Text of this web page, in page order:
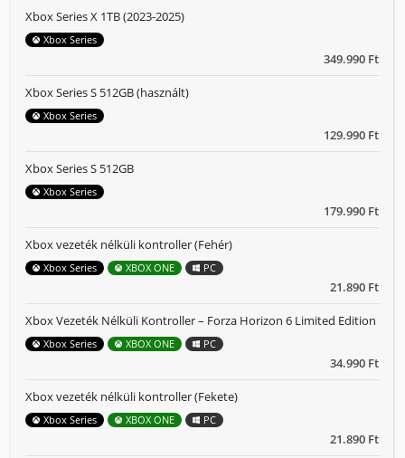
349.990 Ft
Xbox Series X 1TB (2023-2025)
Xbox Series
129.990 Ft
Xbox Series S 512GB (használt)
Xbox Series
179.990 Ft
Xbox Series S 512GB
Xbox Series
21.890 Ft
Xbox vezeték nélküli kontroller (Fehér)
Xbox Series XBOX ONE PC
34.990 Ft
Xbox Vezeték Nélküli Kontroller – Forza Horizon 6 Limited Edition
Xbox Series XBOX ONE PC
21.890 Ft
Xbox vezeték nélküli kontroller (Fekete)
Xbox Series XBOX ONE PC